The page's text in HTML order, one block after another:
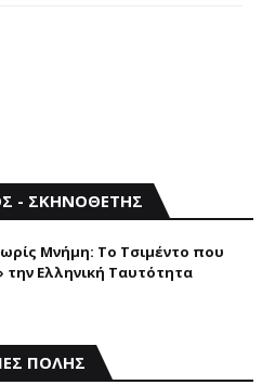
- ΣΚΗΝΟΘΕΤΗΣ
Mνήμη: Το Τσιμέντο που
την Ελληνική Ταυτότητα
ΠΟΛΗΣ